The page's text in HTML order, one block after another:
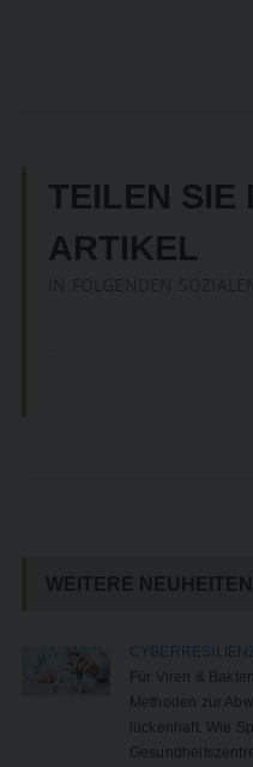
TEILEN SIE
ARTIKEL
WEITERE NEUHEITEN
Für Viren &
Methoden zur
lückenhaft. Wie